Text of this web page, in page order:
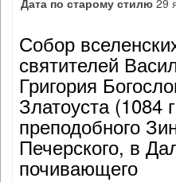
Дата по старому стилю 29
Собор
святителей
Григория
Златоуста (1084
преподобного
Печерского, в
почивающего